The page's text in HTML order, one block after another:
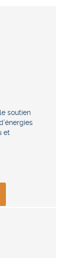
soutien
et